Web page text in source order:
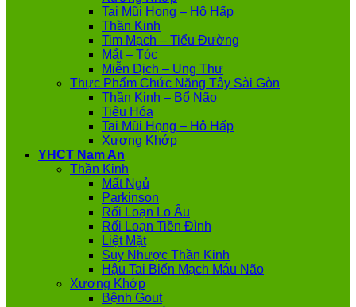
Tai Mũi Họng – Hô Hấp
Thần Kinh
Tim Mạch – Tiểu Đường
Mắt – Tóc
Miễn Dịch – Ung Thư
Thực Phẩm Chức Năng Tây Sài Gòn
Thần Kinh – Bổ Não
Tiêu Hóa
Tai Mũi Họng – Hô Hấp
Xương Khớp
YHCT Nam An
Thần Kinh
Mất Ngủ
Parkinson
Rối Loạn Lo Âu
Rối Loạn Tiền Đình
Liệt Mặt
Suy Nhược Thần Kinh
Hậu Tai Biến Mạch Máu Não
Xương Khớp
Bệnh Gout